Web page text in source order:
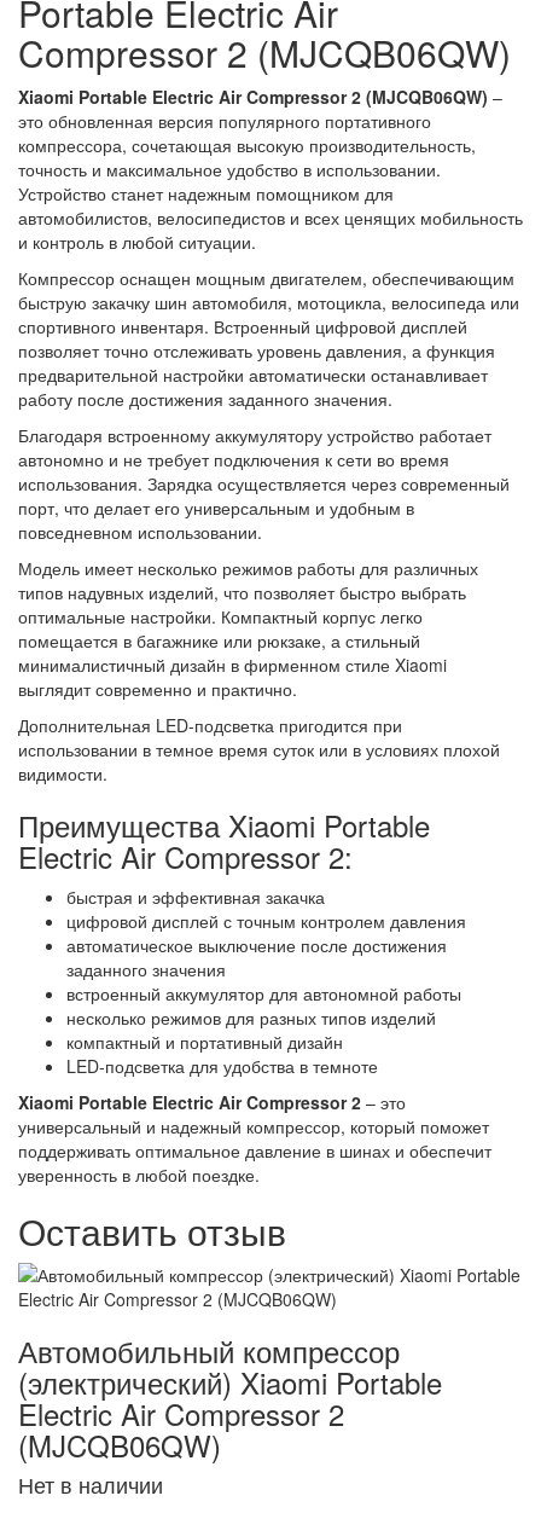
Portable Electric Air
Compressor 2 (MJCQB06QW)
Xiaomi Portable Electric Air Compressor 2 (MJCQB06QW) –
это обновленная версия популярного портативного
компрессора, сочетающая высокую производительность,
точность и максимальное удобство в использовании.
Устройство станет надежным помощником для
автомобилистов, велосипедистов и всех ценящих мобильность
и контроль в любой ситуации.
Компрессор оснащен мощным двигателем, обеспечивающим
быструю закачку шин автомобиля, мотоцикла, велосипеда или
спортивного инвентаря. Встроенный цифровой дисплей
позволяет точно отслеживать уровень давления, а функция
предварительной настройки автоматически останавливает
работу после достижения заданного значения.
Благодаря встроенному аккумулятору устройство работает
автономно и не требует подключения к сети во время
использования. Зарядка осуществляется через современный
порт, что делает его универсальным и удобным в
повседневном использовании.
Модель имеет несколько режимов работы для различных
типов надувных изделий, что позволяет быстро выбрать
оптимальные настройки. Компактный корпус легко
помещается в багажнике или рюкзаке, а стильный
минималистичный дизайн в фирменном стиле Xiaomi
выглядит современно и практично.
Дополнительная LED-подсветка пригодится при
использовании в темное время суток или в условиях плохой
видимости.
Преимущества Xiaomi Portable
Electric Air Compressor 2:
быстрая и эффективная закачка
цифровой дисплей с точным контролем давления
автоматическое выключение после достижения
заданного значения
встроенный аккумулятор для автономной работы
несколько режимов для разных типов изделий
компактный и портативный дизайн
LED-подсветка для удобства в темноте
Xiaomi Portable Electric Air Compressor 2 – это
универсальный и надежный компрессор, который поможет
поддерживать оптимальное давление в шинах и обеспечит
уверенность в любой поездке.
Оставить отзыв
Автомобильный компрессор
(электрический) Xiaomi Portable
Electric Air Compressor 2
(MJCQB06QW)
Нет в наличии